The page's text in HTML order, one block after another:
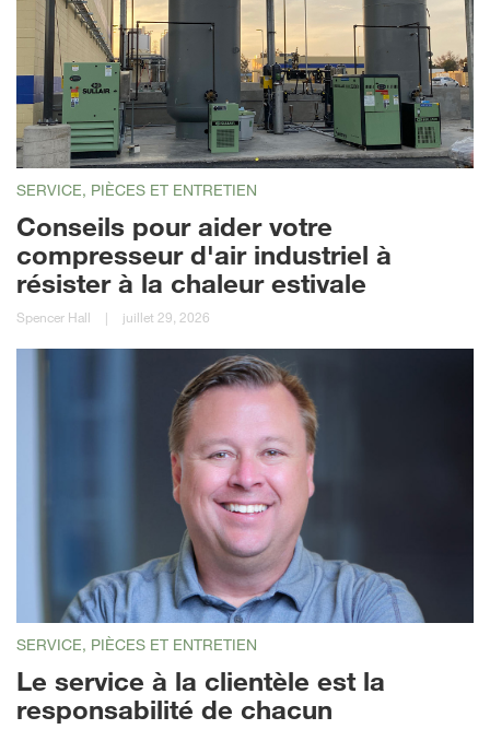
SERVICE, PIÈCES ET ENTRETIEN
Conseils pour aider votre
compresseur d'air industriel à
résister à la chaleur estivale
Spencer Hall | juillet 29, 2026
SERVICE, PIÈCES ET ENTRETIEN
Le service à la clientèle est la
responsabilité de chacun